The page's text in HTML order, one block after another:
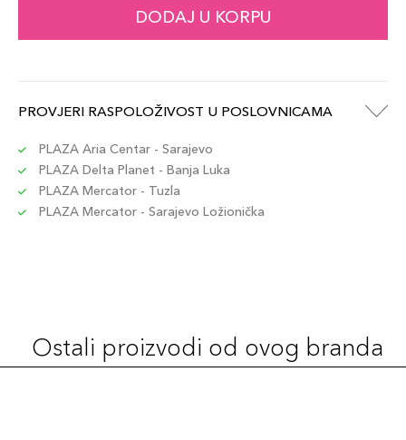
DODAJ U KORPU
PROVJERI RASPOLOŽIVOST U POSLOVNICAMA
PLAZA Aria Centar - Sarajevo
PLAZA Delta Planet - Banja Luka
PLAZA Mercator - Tuzla
PLAZA Mercator - Sarajevo Ložionička
Ostali proizvodi od ovog branda